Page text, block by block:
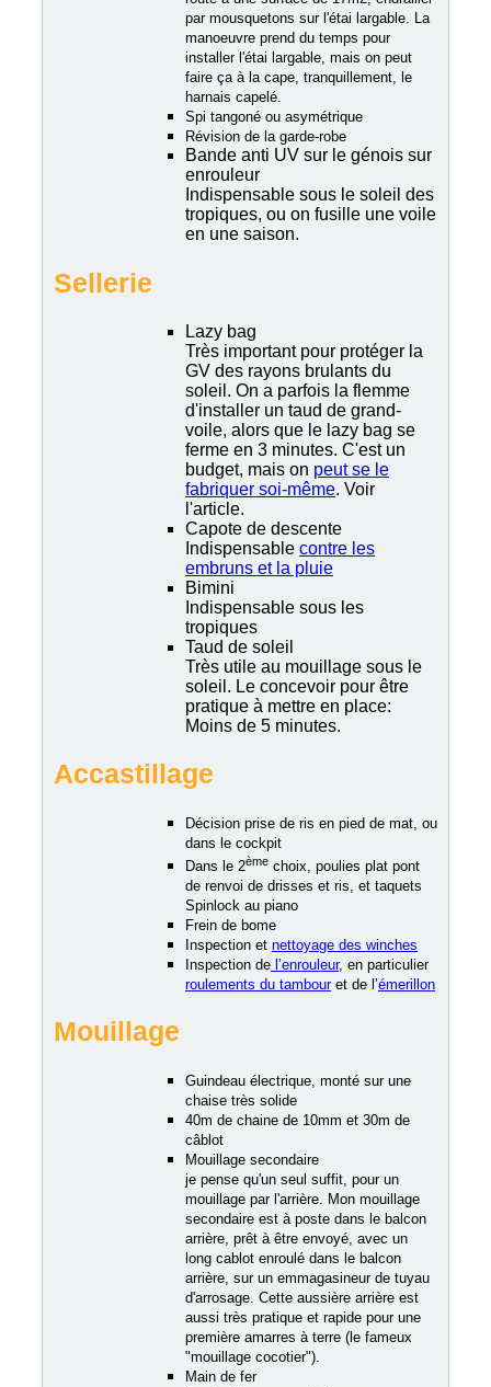
par mousquetons sur l'étai largable. La
manoeuvre prend du temps pour
installer l'étai largable, mais on peut
faire ça à la cape, tranquillement, le
harnais capelé.
Spi tangoné ou asymétrique
Révision de la garde-robe
Bande anti UV sur le génois sur
enrouleur
Indispensable sous le soleil des
tropiques, ou on fusille une voile
en une saison.
Sellerie
Lazy bag
Très important pour protéger la
GV des rayons brulants du
soleil. On a parfois la flemme
d'installer un taud de grand-
voile, alors que le lazy bag se
ferme en 3 minutes. C'est un
budget, mais on peut se le
fabriquer soi-même. Voir
l'article.
Capote de descente
Indispensable contre les
embruns et la pluie
Bimini
Indispensable sous les
tropiques
Taud de soleil
Très utile au mouillage sous le
soleil. Le concevoir pour être
pratique à mettre en place:
Moins de 5 minutes.
Accastillage
Décision prise de ris en pied de mat, ou
dans le cockpit
Dans le 2ème choix, poulies plat pont
de renvoi de drisses et ris, et taquets
Spinlock au piano
Frein de bome
Inspection et nettoyage des winches
Inspection de l’enrouleur, en particulier
roulements du tambouret de l’émerillon
Mouillage
Guindeau électrique, monté sur une
chaise très solide
40m de chaine de 10mm et 30m de
câblot
Mouillage secondaire
je pense qu'un seul suffit, pour un
mouillage par l'arrière. Mon mouillage
secondaire est à poste dans le balcon
arrière, prêt à être envoyé, avec un
long cablot enroulé dans le balcon
arrière, sur un emmagasineur de tuyau
d'arrosage. Cette aussière arrière est
aussi très pratique et rapide pour une
première amarres à terre (le fameux
"mouillage cocotier").
Main de fer